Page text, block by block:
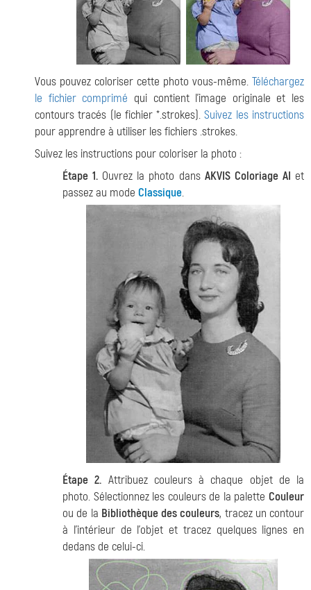
Vous pouvez coloriser cette photo vous-même. Téléchargez
le fichier comprimé qui contient l'image originale et les
contours tracés (le fichier *.strokes).Suivez les instructions
pour apprendre à utiliser les fichiers .strokes.
Suivez les instructions pour coloriser la photo :
Étape 1. Ouvrez la photo dans AKVIS Coloriage AI et
passez au mode Classique.
Étape 2. Attribuez couleurs à chaque objet de la
photo. Sélectionnez les couleurs de la palette Couleur
ou de la Bibliothèque des couleurs, tracez un contour
à l'intérieur de l'objet et tracez quelques lignes en
dedans de celui-ci.